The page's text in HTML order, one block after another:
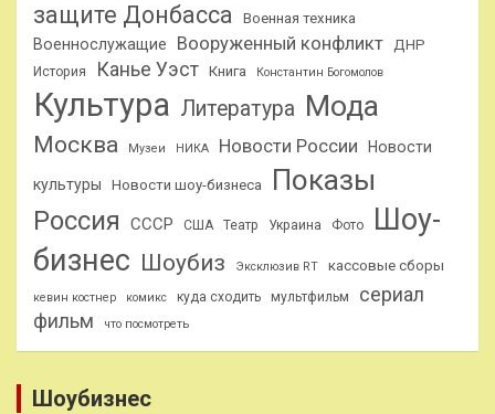
защите Донбасса
Военная техника
Военнослужащие Вооруженный конфликт ДНР
История Канье Уэст Книга Константин Богомолов
Культура Литература Мода
Москва Музеи НИКА Новости России Новости
культуры Новости шоу-бизнеса Показы
Россия СССР США Театр Украина Фото
Шоу-
бизнес Шоубиз Эксклюзив RT кассовые сборы
кевин костнер комикс куда сходить мультфильм
сериал
фильм
что посмотреть
Шоубизнес